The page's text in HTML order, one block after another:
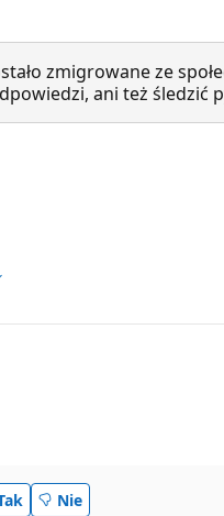
zmigrowane ze
ani też śledzić
Nie